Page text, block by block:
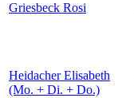
Griesbeck Rosi
Heidacher Elisabeth
(Mo. + Di. + Do.)